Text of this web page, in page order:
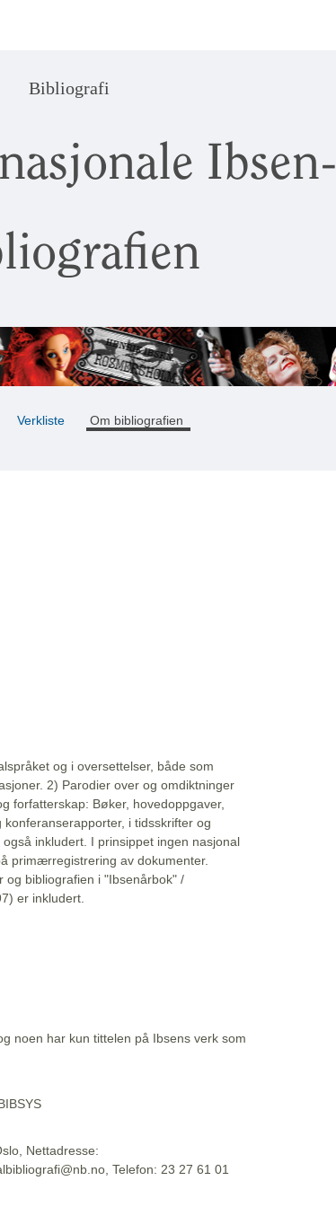
Bibliografi
Ibsen-
Verkliste Om bibliografien
og i oversettelser, både som
2) Parodier over og omdiktninger
forfatterskap: Bøker, hovedoppgaver,
i tidsskrifter og
inkludert. I prinsippet ingen nasjonal
primærregistrering av dokumenter.
og bibliografien i "Ibsenårbok" /
er inkludert.
noen har kun tittelen på Ibsens verk som
Nettadresse:
Telefon: 23 27 61 01